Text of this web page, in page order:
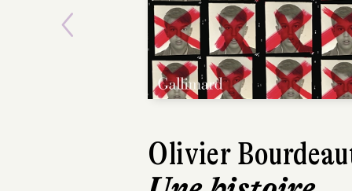
Olivier
Previous